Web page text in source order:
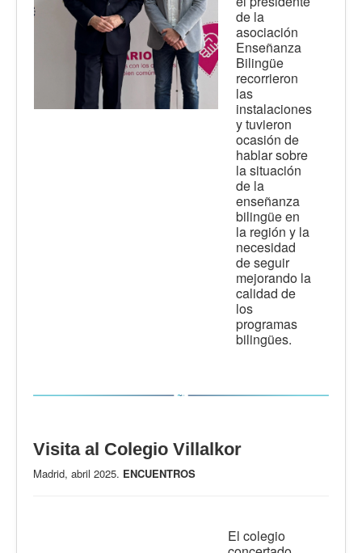
de la
asociación
Enseñanza
Bilingüe
recorrieron
las
instalaciones
y tuvieron
ocasión de
hablar sobre
la situación
de la
enseñanza
bilingüe en
la región y la
necesidad
de seguir
mejorando la
calidad de
los
programas
bilingües.
Visita al Colegio Villalkor
Madrid, abril 2025. ENCUENTROS
El colegio